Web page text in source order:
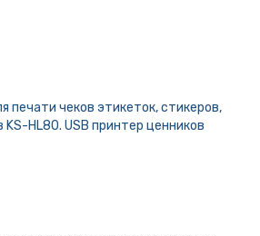
печати чеков этикеток, стикеров,
HL80. USB принтер ценников